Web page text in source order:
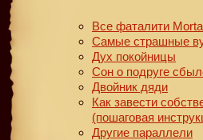
Все фаталити
Самые страшные
Дух покойницы
Сон о подруге
Двойник дяди
Как завести
(пошаговая
Другие параллели